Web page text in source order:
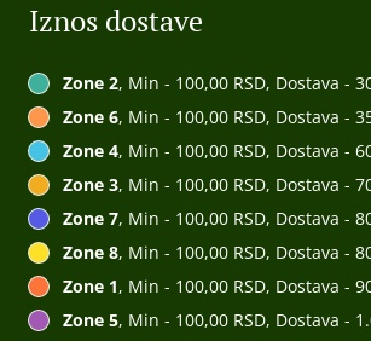
Iznos dostave
Zone 2, Min - 100,00 RSD, Dostava -
Zone 6, Min - 100,00 RSD, Dostava -
Zone 4, Min - 100,00 RSD, Dostava -
Zone 3, Min - 100,00 RSD, Dostava -
Zone 7, Min - 100,00 RSD, Dostava -
Zone 8, Min - 100,00 RSD, Dostava -
Zone 1, Min - 100,00 RSD, Dostava -
Zone 5, Min - 100,00 RSD, Dostava -